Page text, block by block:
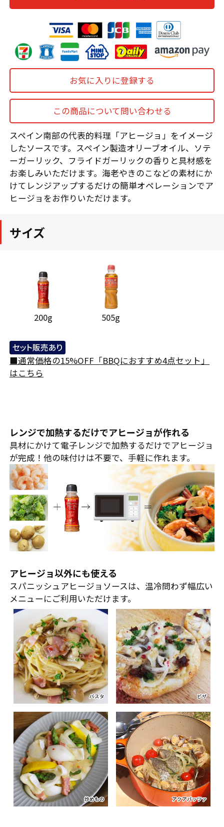
お気に入りに登録する
この商品について問い合わせる
スペイン南部の代表的料理「アヒージョ」をイメージ
したソースです。スペイン製造オリーブオイル、ソテ
ーガーリック、フライドガーリックの香りと具材感を
お楽しみいただけます。海老やきのこなどの素材にか
けてレンジアップするだけの簡単オペレーションでア
ヒージョをお作りいただけます。
サイズ
200g 505g
■通常価格の15%OFF「BBQにおすすめ4点セット」
はこちら
レンジで加熱するだけでアヒージョが作れる
具材にかけて電子レンジで加熱するだけでアヒージョ
が完成！他の味付けは不要で、手軽に作れます。
アヒージョ以外にも使える
スパニッシュアヒージョソースは、温冷問わず幅広い
メニューにご利用いただけます。